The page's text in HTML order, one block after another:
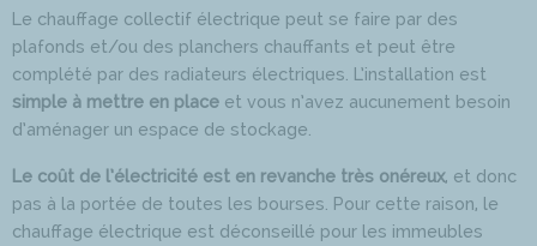
Le chauffage collectif électrique peut se faire par des
plafonds et/ou des planchers chauffants et peut être
complété par des radiateurs électriques. L’installation est
simple à mettre en place et vous n’avez aucunement besoin
d’aménager un espace de stockage.
Le coût de l’électricité est en revanche très onéreux, et donc
pas à la portée de toutes les bourses. Pour cette raison, le
chauffage électrique est déconseillé pour les immeubles